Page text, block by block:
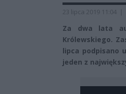
23 lipca 2019 11:04 |
Za dwa lata
Królewskiego.
lipca podpisano
jeden z